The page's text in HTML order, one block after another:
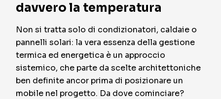
davvero la temperatura
Non si tratta solo di condizionatori, caldaie o
pannelli solari: la vera essenza della gestione
termica ed energetica è un approccio
sistemico, che parte da scelte architettoniche
ben definite ancor prima di posizionare un
mobile nel progetto. Da dove cominciare?